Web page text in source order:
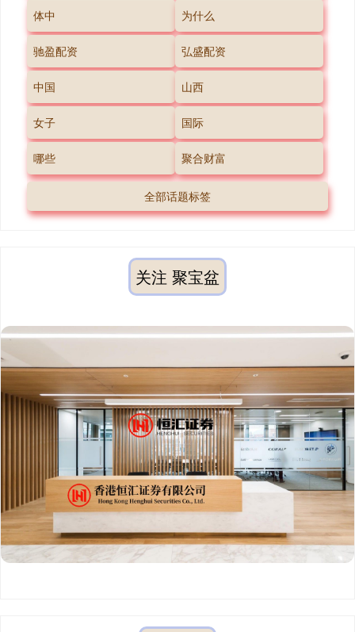
体中 为什么
驰盈配资 弘盛配资
中国 山西
女子 国际
哪些 聚合财富
全部话题标签
关注 聚宝盆